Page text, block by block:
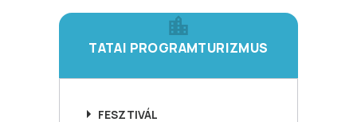
TATAI PROGRAMTURIZMUS
FESZTIVÁL